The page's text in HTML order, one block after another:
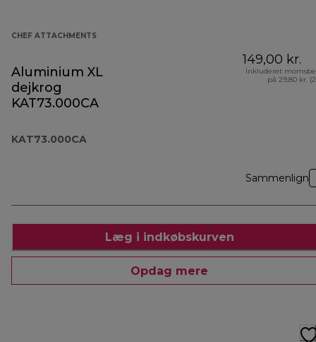
CHEF ATTACHMENTS
Aluminium XL
dejkrog
KAT73.000CA
KAT73.000CA
149,00 kr.
Inkluderet
på 29,80 kr.
Sammenlign
Læg i indkøbskurven
Opdag mere